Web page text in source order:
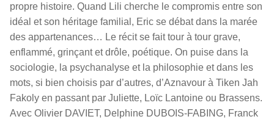
propre histoire. Quand Lili cherche le compromis entre son
idéal et son héritage familial, Eric se débat dans la marée
des appartenances… Le récit se fait tour à tour grave,
enflammé, grinçant et drôle, poétique. On puise dans la
sociologie, la psychanalyse et la philosophie et dans les
mots, si bien choisis par d’autres, d’Aznavour à Tiken Jah
Fakoly en passant par Juliette, Loïc Lantoine ou Brassens.
Avec Olivier DAVIET, Delphine DUBOIS-FABING, Franck